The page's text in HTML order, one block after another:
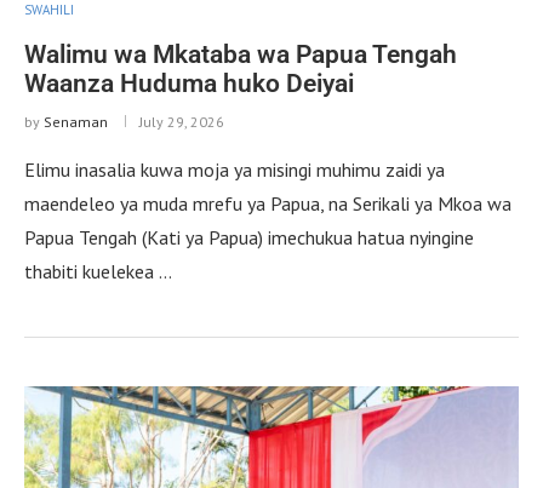
SWAHILI
Walimu wa Mkataba wa Papua Tengah
Waanza Huduma huko Deiyai
by Senaman July 29, 2026
Elimu inasalia kuwa moja ya misingi muhimu zaidi ya
maendeleo ya muda mrefu ya Papua, na Serikali ya Mkoa wa
Papua Tengah (Kati ya Papua) imechukua hatua nyingine
thabiti kuelekea …